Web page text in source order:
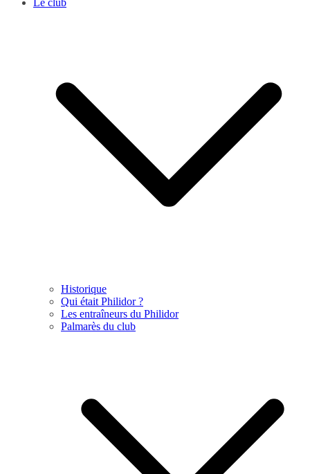
Le club
Historique
Qui était Philidor ?
Les entraîneurs du Philidor
Palmarès du club